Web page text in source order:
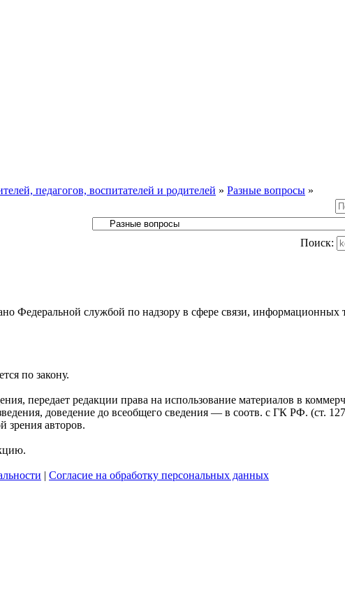
педагогов, воспитателей и родителей » Разные вопросы »
Поиск:
службой по надзору в сфере связи, информационных
по закону.
передает редакции права на использование материалов в
доведение до всеобщего сведения — в соотв. с ГК РФ. (ст.
зрения авторов.
| Согласие на обработку персональных данных